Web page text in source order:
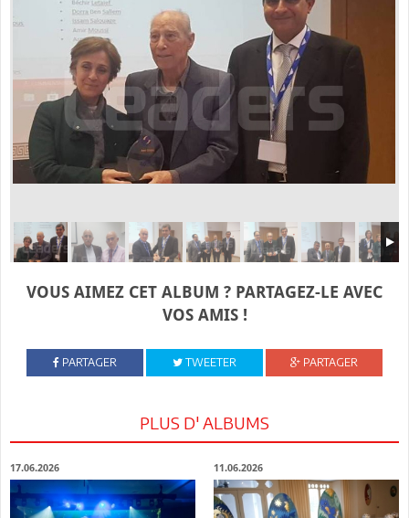
VOUS AIMEZ CET ALBUM ? PARTAGEZ-LE AVEC
VOS AMIS !
PARTAGER TWEETER PARTAGER
PLUS D' ALBUMS
17.06.2026 11.06.2026